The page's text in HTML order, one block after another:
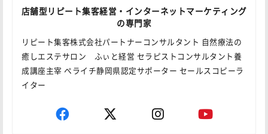
店舗型リピート集客経営・インターネットマーケティング
の専門家
リピート集客株式会社パートナーコンサルタント 自然療法の
癒しエステサロン ふぃと経営 セラピストコンサルタント養
成講座主宰 ペライチ静岡県認定サポーター セールスコピーラ
イター